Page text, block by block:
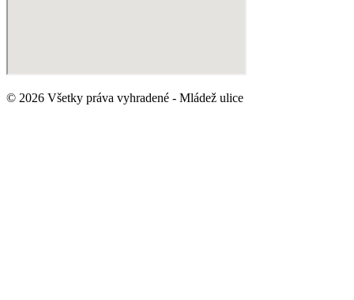
© 2026 Všetky práva vyhradené - Mládež ulice